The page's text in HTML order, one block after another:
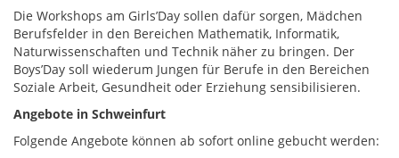
Die Workshops am Girls’Day sollen dafür sorgen, Mädchen
Berufsfelder in den Bereichen Mathematik, Informatik,
Naturwissenschaften und Technik näher zu bringen. Der
Boys’Day soll wiederum Jungen für Berufe in den Bereichen
Soziale Arbeit, Gesundheit oder Erziehung sensibilisieren.
Angebote in Schweinfurt
Folgende Angebote können ab sofort online gebucht werden: